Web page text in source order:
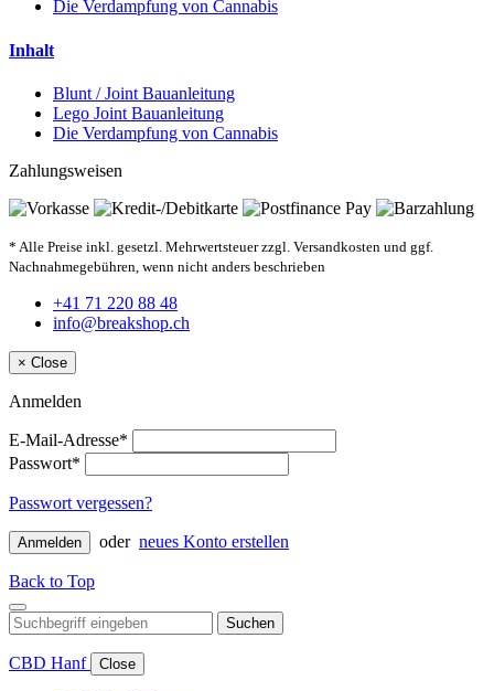
Die Verdampfung von Cannabis
Inhalt
Blunt / Joint Bauanleitung
Lego Joint Bauanleitung
Die Verdampfung von Cannabis
Zahlungsweisen
* Alle Preise inkl. gesetzl. Mehrwertsteuer zzgl. Versandkosten und ggf.
Nachnahmegebühren, wenn nicht anders beschrieben
+41 71 220 88 48
info@breakshop.ch
× Close
Anmelden
E-Mail-Adresse*
Passwort*
Passwort vergessen?
Anmelden oder neues Konto erstellen
Back to Top
Suchen
CBD Hanf Close